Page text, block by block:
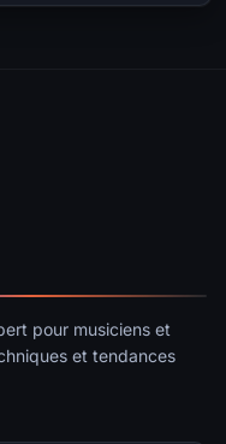
pour musiciens et
et tendances